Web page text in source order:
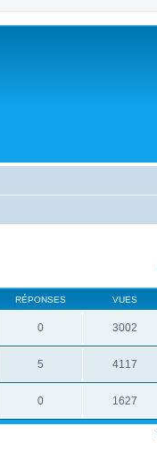
RÉPONSES VUES
0 3002
5 4117
0 1627